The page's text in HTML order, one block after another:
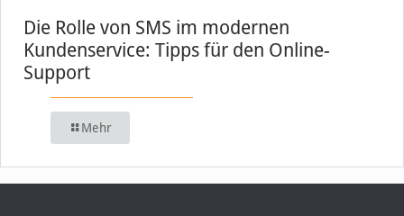
Die Rolle von SMS im modernen
Kundenservice: Tipps für den Online-
Support
Mehr